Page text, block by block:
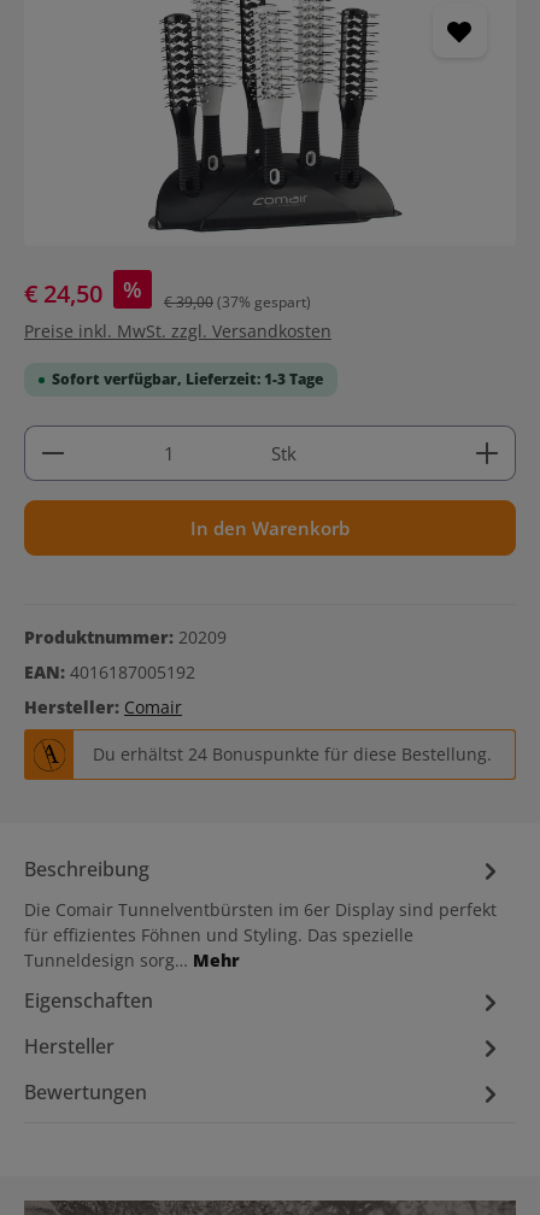
€ 24,50 % € 39,00(37% gespart)
Preise inkl. MwSt. zzgl. Versandkosten
Sofort verfügbar, Lieferzeit: 1-3 Tage
Produkt Anzahl: Gib den gewünschten Wert ein
Stk
In den Warenkorb
Produktnummer: 20209
EAN: 4016187005192
Hersteller: Comair
Du erhältst 24 Bonuspunkte für diese Bestellung.
Beschreibung
Die Comair Tunnelventbürsten im 6er Display sind perfekt
für effizientes Föhnen und Styling. Das spezielle
Tunneldesign sorg… Mehr
Eigenschaften
Hersteller
Bewertungen